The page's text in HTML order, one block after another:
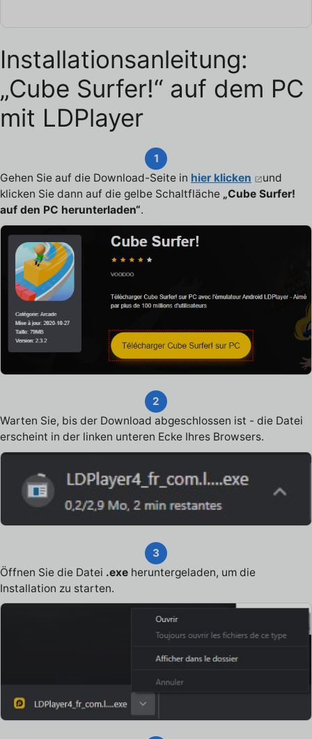
Installationsanleitung:
„Cube Surfer!“ auf dem PC
mit LDPlayer
1
Gehen Sie auf die Download-Seite in hier klicken
und
klicken Sie dann auf die gelbe Schaltfläche „Cube Surfer!
auf den PC herunterladen“.
2
Warten Sie, bis der Download abgeschlossen ist - die Datei
erscheint in der linken unteren Ecke Ihres Browsers.
3
Öffnen Sie die Datei .exe heruntergeladen, um die
Installation zu starten.